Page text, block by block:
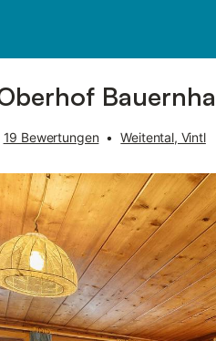
19 Bewertungen • Weitental, Vintl